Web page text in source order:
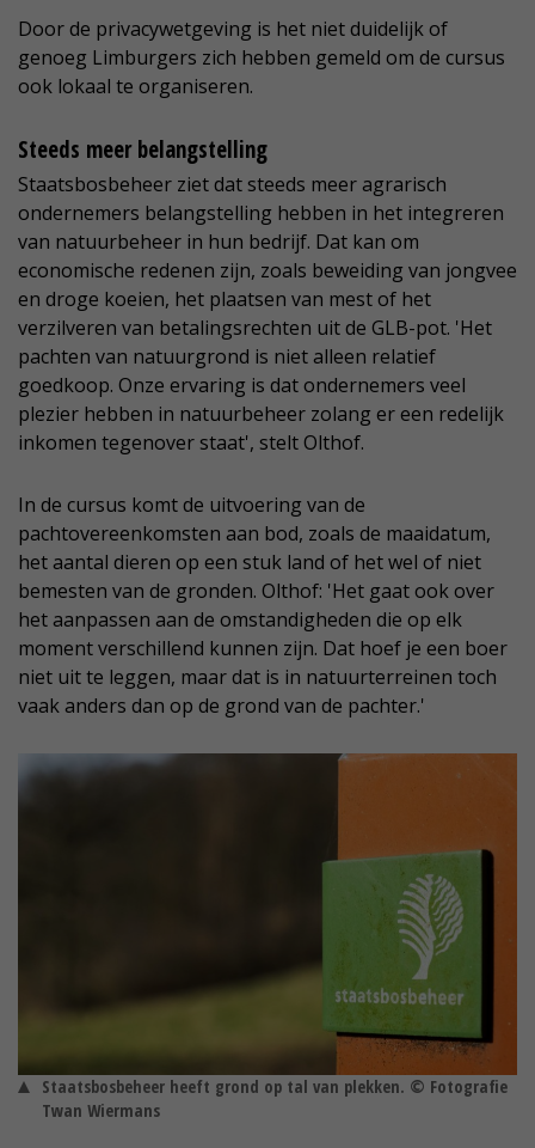
Door de privacywetgeving is het niet duidelijk of
genoeg Limburgers zich hebben gemeld om de cursus
ook lokaal te organiseren.
Steeds meer belangstelling
Staatsbosbeheer ziet dat steeds meer agrarisch
ondernemers belangstelling hebben in het integreren
van natuurbeheer in hun bedrijf. Dat kan om
economische redenen zijn, zoals beweiding van jongvee
en droge koeien, het plaatsen van mest of het
verzilveren van betalingsrechten uit de GLB-pot. 'Het
pachten van natuurgrond is niet alleen relatief
goedkoop. Onze ervaring is dat ondernemers veel
plezier hebben in natuurbeheer zolang er een redelijk
inkomen tegenover staat', stelt Olthof.
In de cursus komt de uitvoering van de
pachtovereenkomsten aan bod, zoals de maaidatum,
het aantal dieren op een stuk land of het wel of niet
bemesten van de gronden. Olthof: 'Het gaat ook over
het aanpassen aan de omstandigheden die op elk
moment verschillend kunnen zijn. Dat hoef je een boer
niet uit te leggen, maar dat is in natuurterreinen toch
vaak anders dan op de grond van de pachter.'
Staatsbosbeheer heeft grond op tal van plekken. © Fotografie
Twan Wiermans